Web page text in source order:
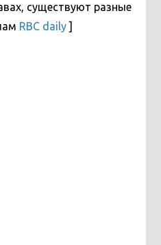
существуют разные
RBC daily]